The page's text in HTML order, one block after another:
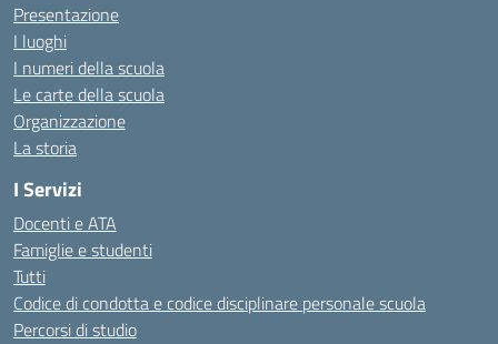
Presentazione
I luoghi
I numeri della scuola
Le carte della scuola
Organizzazione
La storia
I Servizi
Docenti e ATA
Famiglie e studenti
Tutti
Codice di condotta e codice disciplinare personale scuola
Percorsi di studio